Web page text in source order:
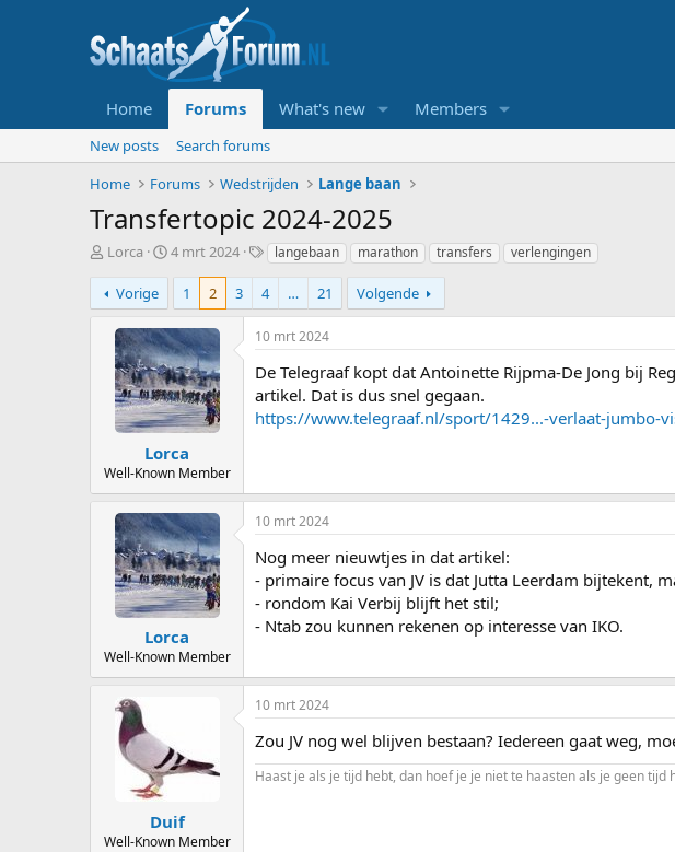
Home Forums What's new Members
New posts
Search forums
Home
Forums Wedstrijden Lange baan
Transfertopic 2024-2025
T
p
i
r
Lorca
S
r
t
d
a
t
u
m
4 mrt 2024
T
g
s
langebaan marathon transfers verlengingen
Vorige 1 2 3 4 … 21 Volgende
Lorca
Well-Known Member
10 mrt 2024
De Telegraaf kopt dat Antoinette Rijpma-De Jong bij
artikel. Dat is dus snel gegaan.
https://www.telegraaf.nl/sport/1429...-verlaat-jumbo-
Lorca
Well-Known Member
10 mrt 2024
Nog meer nieuwtjes in dat artikel:
- primaire focus van JV is dat Jutta Leerdam bijtekent,
- rondom Kai Verbij blijft het stil;
- Ntab zou kunnen rekenen op interesse van IKO.
Duif
Well-Known Member
10 mrt 2024
Zou JV nog wel blijven bestaan? Iedereen gaat weg,
Haast je als je tijd hebt, dan hoef je je niet te haasten als je geen tijd